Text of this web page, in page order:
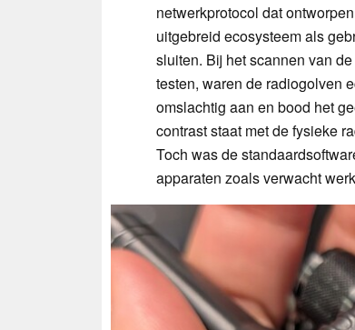
netwerkprotocol dat
uitgebreid ecosysteem als
sluiten. Bij het scannen van
testen, waren de radiogolven
omslachtig aan en bood het
contrast staat met de fysieke
Toch was de
apparaten zoals verwacht